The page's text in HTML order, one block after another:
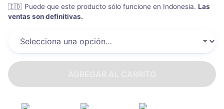
🇮🇩 Puede que este producto sólo funcione en Indonesia. Las
ventas son definitivas.